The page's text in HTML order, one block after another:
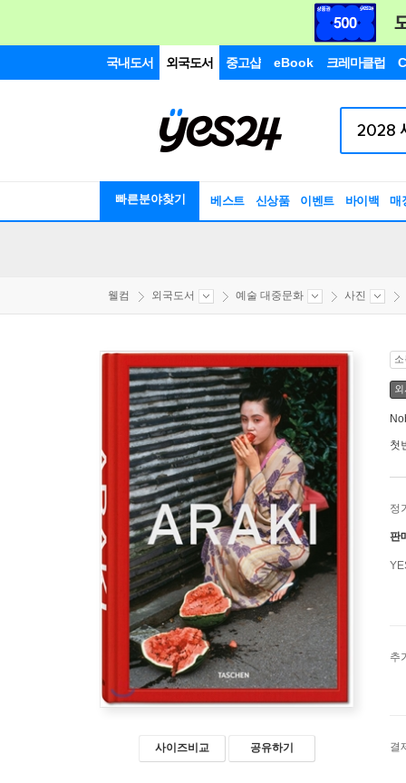
국내도서 외국도서 중고샵 eBook 크레마클럽
빠른분야찾기 베스트 신상품 이벤트 바이백 매
웰컴 외국도서 예술 대중문화 사진
사이즈비교 공유하기
첫
정
판
추
결